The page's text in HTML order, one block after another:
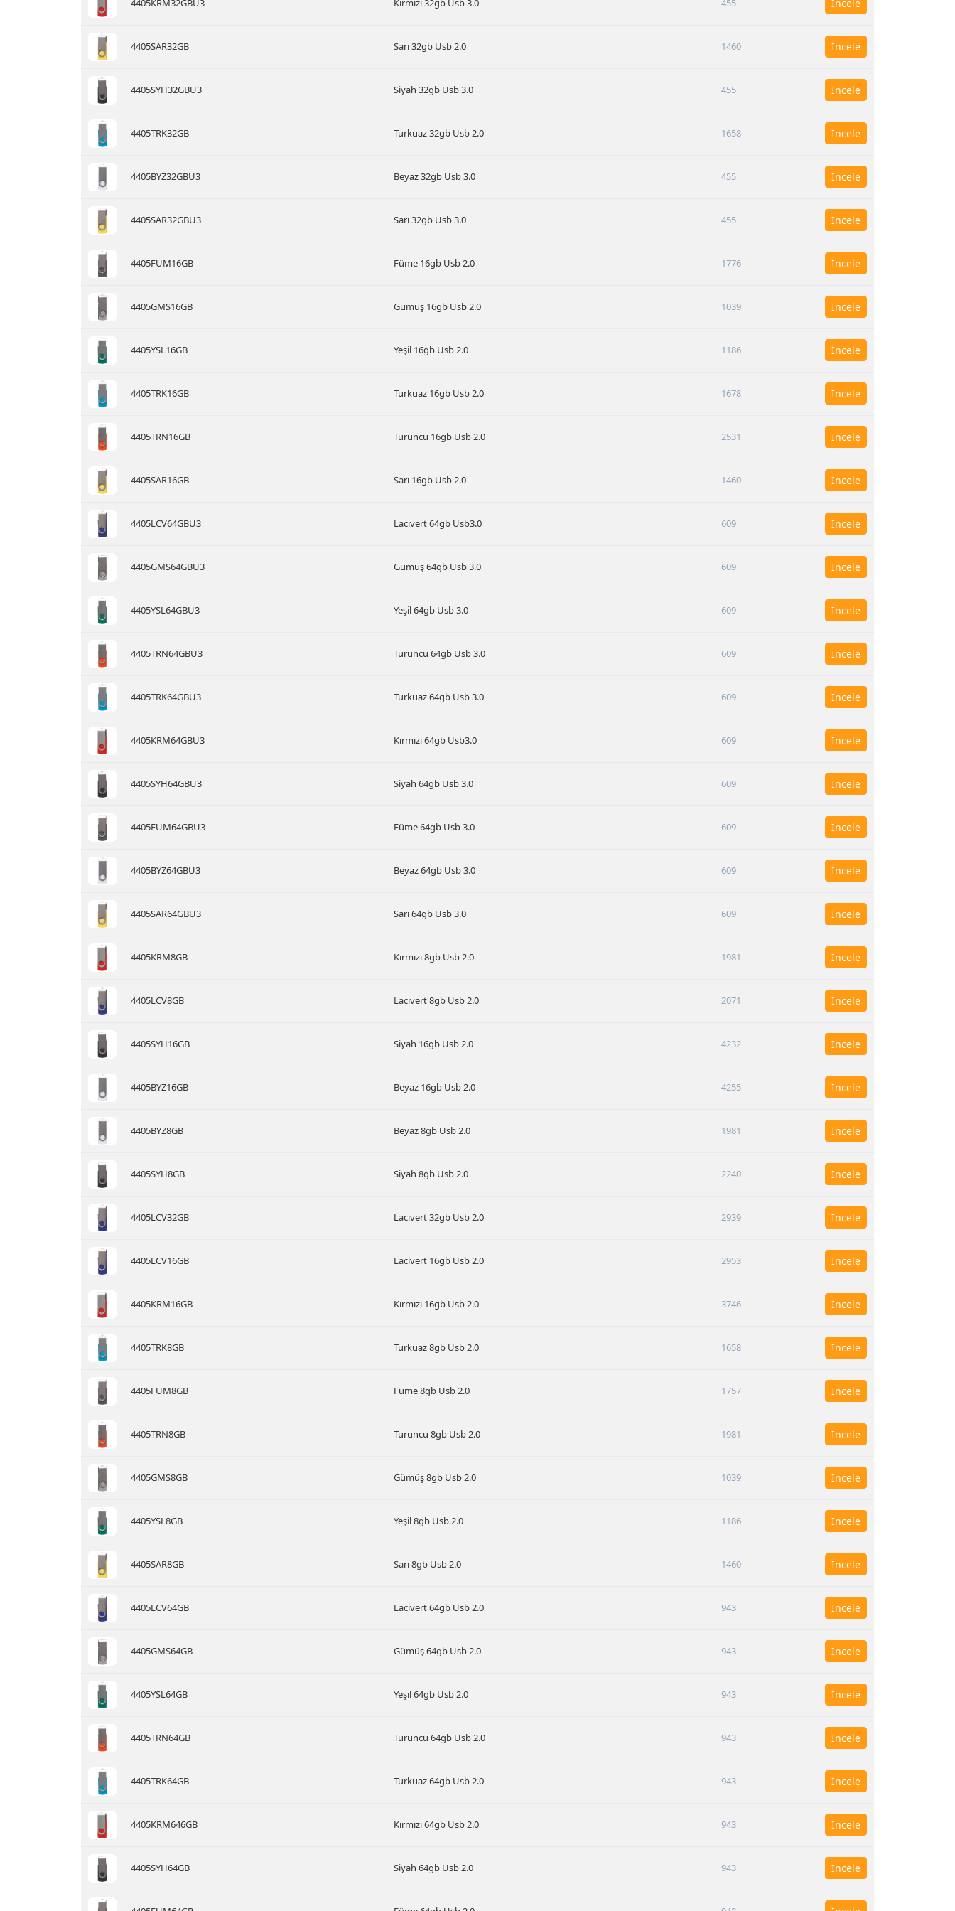
4405KRM32GBU3 Kırmızı 32gb Usb 3.0 455 İncele
4405SAR32GB Sarı 32gb Usb 2.0 1460 İncele
4405SYH32GBU3 Siyah 32gb Usb 3.0 455 İncele
4405TRK32GB Turkuaz 32gb Usb 2.0 1658 İncele
4405BYZ32GBU3 Beyaz 32gb Usb 3.0 455 İncele
4405SAR32GBU3 Sarı 32gb Usb 3.0 455 İncele
4405FUM16GB Füme 16gb Usb 2.0 1776 İncele
4405GMS16GB Gümüş 16gb Usb 2.0 1039 İncele
4405YSL16GB Yeşil 16gb Usb 2.0 1186 İncele
4405TRK16GB Turkuaz 16gb Usb 2.0 1678 İncele
4405TRN16GB Turuncu 16gb Usb 2.0 2531 İncele
4405SAR16GB Sarı 16gb Usb 2.0 1460 İncele
4405LCV64GBU3 Lacivert 64gb Usb3.0 609 İncele
4405GMS64GBU3 Gümüş 64gb Usb 3.0 609 İncele
4405YSL64GBU3 Yeşil 64gb Usb 3.0 609 İncele
4405TRN64GBU3 Turuncu 64gb Usb 3.0 609 İncele
4405TRK64GBU3 Turkuaz 64gb Usb 3.0 609 İncele
4405KRM64GBU3 Kırmızı 64gb Usb3.0 609 İncele
4405SYH64GBU3 Siyah 64gb Usb 3.0 609 İncele
4405FUM64GBU3 Füme 64gb Usb 3.0 609 İncele
4405BYZ64GBU3 Beyaz 64gb Usb 3.0 609 İncele
4405SAR64GBU3 Sarı 64gb Usb 3.0 609 İncele
4405KRM8GB Kırmızı 8gb Usb 2.0 1981 İncele
4405LCV8GB Lacivert 8gb Usb 2.0 2071 İncele
4405SYH16GB Siyah 16gb Usb 2.0 4232 İncele
4405BYZ16GB Beyaz 16gb Usb 2.0 4255 İncele
4405BYZ8GB Beyaz 8gb Usb 2.0 1981 İncele
4405SYH8GB Siyah 8gb Usb 2.0 2240 İncele
4405LCV32GB Lacivert 32gb Usb 2.0 2939 İncele
4405LCV16GB Lacivert 16gb Usb 2.0 2953 İncele
4405KRM16GB Kırmızı 16gb Usb 2.0 3746 İncele
4405TRK8GB Turkuaz 8gb Usb 2.0 1658 İncele
4405FUM8GB Füme 8gb Usb 2.0 1757 İncele
4405TRN8GB Turuncu 8gb Usb 2.0 1981 İncele
4405GMS8GB Gümüş 8gb Usb 2.0 1039 İncele
4405YSL8GB Yeşil 8gb Usb 2.0 1186 İncele
4405SAR8GB Sarı 8gb Usb 2.0 1460 İncele
4405LCV64GB Lacivert 64gb Usb 2.0 943 İncele
4405GMS64GB Gümüş 64gb Usb 2.0 943 İncele
4405YSL64GB Yeşil 64gb Usb 2.0 943 İncele
4405TRN64GB Turuncu 64gb Usb 2.0 943 İncele
4405TRK64GB Turkuaz 64gb Usb 2.0 943 İncele
4405KRM646GB Kırmızı 64gb Usb 2.0 943 İncele
4405SYH64GB Siyah 64gb Usb 2.0 943 İncele